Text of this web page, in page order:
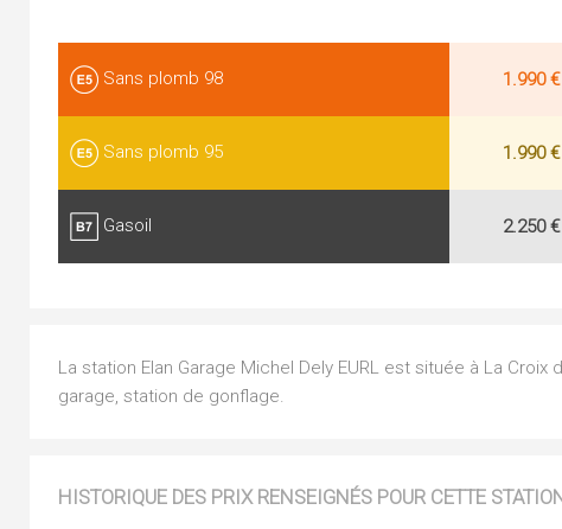
Sans plomb 98 1.990 €
Sans plomb 95 1.990 €
Gasoil 2.250 €
La station Elan Garage Michel Dely EURL est située à La
garage, station de gonflage.
HISTORIQUE DES PRIX RENSEIGNÉS POUR CETTE